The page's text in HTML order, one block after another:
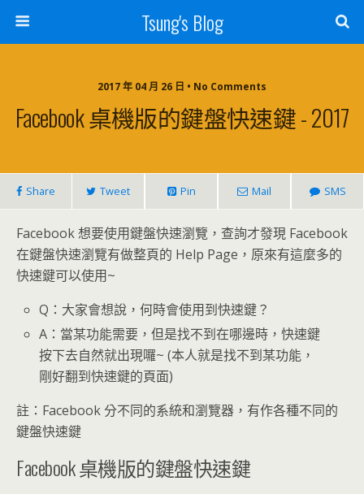
Tsung's Blog
2017 年 04 月 26 日 • No Comments
Facebook 桌機版的鍵盤快速鍵 - 2017
Share Tweet Pin Mail SMS
Facebook 想要使用鍵盤快速瀏覽，查詢才發現 Facebook
在鍵盤快速瀏覽有做整頁的 Help Page，原來有這麼多的
快速鍵可以使用~
Q：大家會想說，何時會使用到快速鍵？
A：當某功能需要，但是找不到在哪邊時，快速鍵
按下去自然就出現囉~ (本人就是找不到某功能，
剛好翻到快速鍵的頁面)
註：Facebook 分不同的系統和瀏覽器，有作各種不同的
鍵盤快速鍵
Facebook 桌機版的鍵盤快速鍵